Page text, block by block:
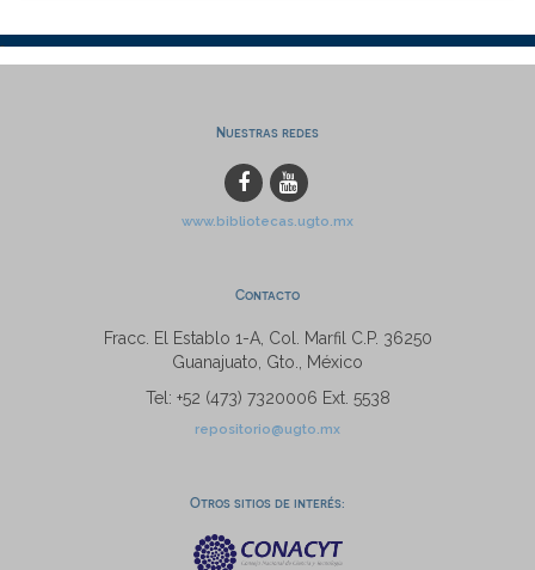
Nuestras redes
www.bibliotecas.ugto.mx
Contacto
Fracc. El Establo 1-A, Col. Marfil C.P. 36250
Guanajuato, Gto., México
Tel: +52 (473) 7320006 Ext. 5538
repositorio@ugto.mx
Otros sitios de interés: